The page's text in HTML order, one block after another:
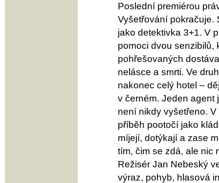
Poslední premiérou
Vyšetřování pokračuje.
jako detektivka 3+1. V
pomoci dvou senzibilů,
pohřešovaných
nelásce a smrti. Ve
nakonec celý hotel –
v černém. Jeden agent
není nikdy vyšetřeno.
příběh pootočí jako
míjejí, dotýkají a zase
tím, čim se zdá, ale nic
Režisér Jan Nebeský
výraz, pohyb, hlasová